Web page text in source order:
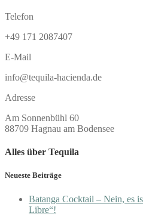
Telefon
+49 171 2087407
E-Mail
info@tequila-hacienda.de
Adresse
Am Sonnenbühl 60
88709 Hagnau am Bodensee
Alles über Tequila
Neueste Beiträge
Batanga Cocktail – Nein, es
Libre“!